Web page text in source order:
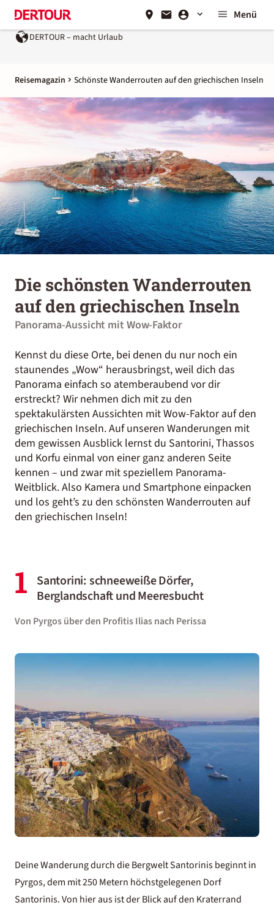
Menü
DERTOUR – macht Urlaub
Reisemagazin Schönste Wanderrouten auf den griechischen Inseln
Die schönsten Wanderrouten
auf den griechischen Inseln
Panorama-Aussicht mit Wow-Faktor
Kennst du diese Orte, bei denen du nur noch ein
staunendes „Wow“ herausbringst, weil dich das
Panorama einfach so atemberaubend vor dir
erstreckt? Wir nehmen dich mit zu den
spektakulärsten Aussichten mit Wow-Faktor auf den
griechischen Inseln. Auf unseren Wanderungen mit
dem gewissen Ausblick lernst du Santorini, Thassos
und Korfu einmal von einer ganz anderen Seite
kennen – und zwar mit speziellem Panorama-
Weitblick. Also Kamera und Smartphone einpacken
und los geht’s zu den schönsten Wanderrouten auf
den griechischen Inseln!
1
Santorini: schneeweiße Dörfer,
Berglandschaft und Meeresbucht
Von Pyrgos über den Profitis Ilias nach Perissa
Deine Wanderung durch die Bergwelt Santorinis beginnt in
Pyrgos, dem mit 250 Metern höchstgelegenen Dorf
Santorinis. Von hier aus ist der Blick auf den Kraterrand